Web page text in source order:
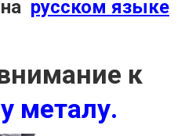
русском языке
к
металу.